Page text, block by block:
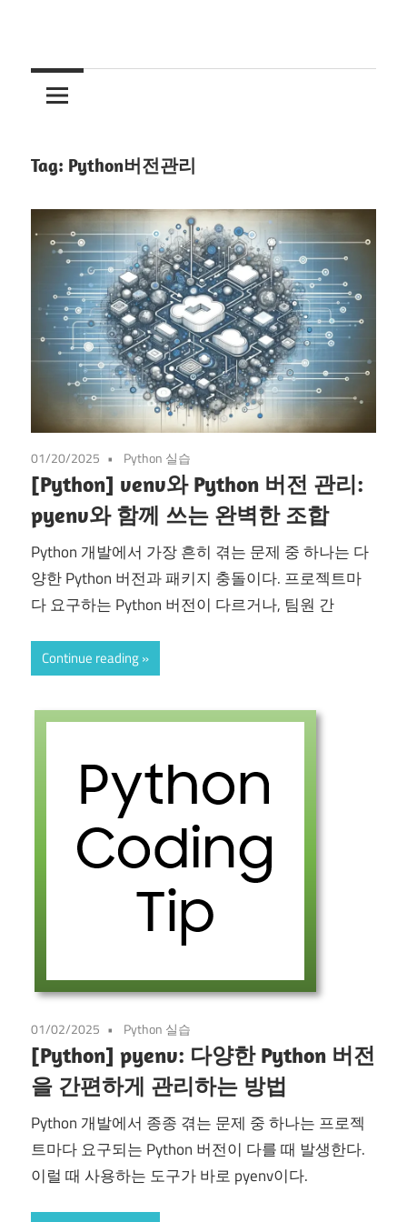
Tag: Python버전관리
01/20/2025 Python 실습
[Python] venv와 Python 버전 관리:
pyenv와 함께 쓰는 완벽한 조합
Python 개발에서 가장 흔히 겪는 문제 중 하나는 다
양한 Python 버전과 패키지 충돌이다. 프로젝트마
다 요구하는 Python 버전이 다르거나, 팀원 간
Continue reading
01/02/2025 Python 실습
[Python] pyenv: 다양한 Python 버전
을 간편하게 관리하는 방법
Python 개발에서 종종 겪는 문제 중 하나는 프로젝
트마다 요구되는 Python 버전이 다를 때 발생한다.
이럴 때 사용하는 도구가 바로 pyenv이다.